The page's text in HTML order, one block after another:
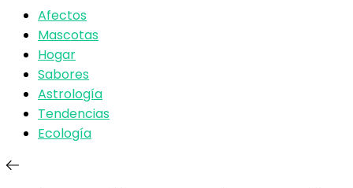
Afectos
Mascotas
Hogar
Sabores
Astrología
Tendencias
Ecología